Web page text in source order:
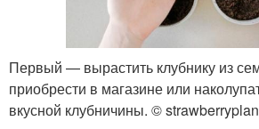
Первый — вырастить клубнику из
приобрести в магазине или
вкусной клубничины. ©